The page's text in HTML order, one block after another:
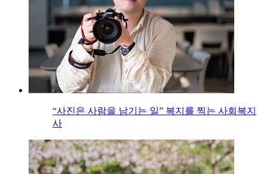
“사진은 사람을 남기는 일” 복지를 찍는 사회복지
사